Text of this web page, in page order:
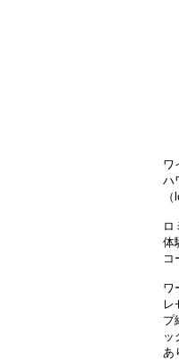
ワ
ハ
ロ
体
コ
ワ
レ
プ
ッ
あ